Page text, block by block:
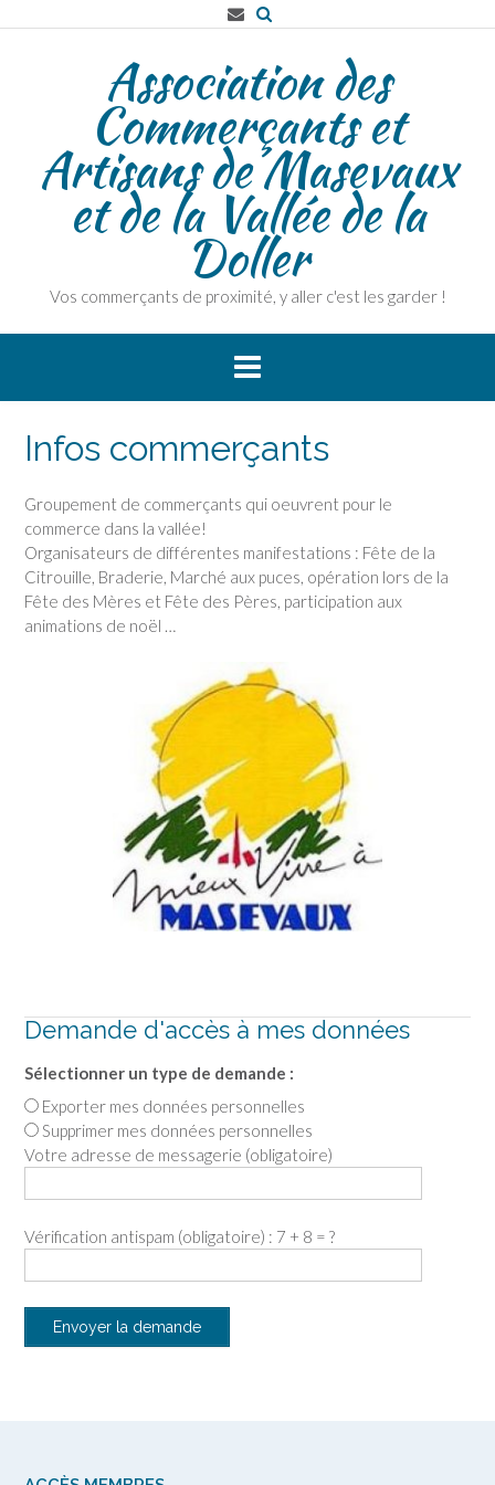
to
Association des
Commerçants et
Artisans de Masevaux
et de la Vallée de la
Doller
Vos commerçants de proximité, y aller c'est les garder !
Infos commerçants
Groupement de commerçants qui oeuvrent pour le
commerce dans la vallée!
Organisateurs de différentes manifestations : Fête de la
Citrouille, Braderie, Marché aux puces, opération lors de la
Fête des Mères et Fête des Pères, participation aux
animations de noël …
Demande d'accès à mes données
Sélectionner un type de demande :
Exporter mes données personnelles
Supprimer mes données personnelles
Votre adresse de messagerie (obligatoire)
Vérification antispam (obligatoire) : 7 + 8 = ?